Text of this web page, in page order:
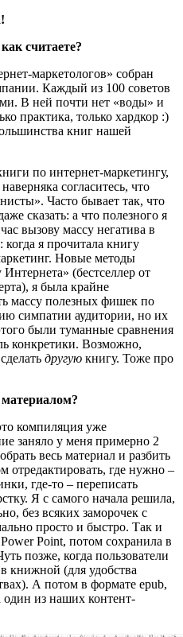
считаете?
маркетологов» собран
Каждый из 100 советов
В ней почти нет «воды» и
практика, только хардкор :)
книг нашей
по интернет-маркетингу,
согласитесь, что
Часто бывает так, что
сказать: а что полезного я
вызову массу негатива в
я прочитала книгу
Новые методы
(бестселлер от
я была крайне
массу полезных фишек по
симпатии аудитории, но их
были туманные сравнения
конкретики. Возможно,
другую книгу. Тоже про
компиляция уже
заняло у меня примерно 2
весь материал и разбить
отредактировать, где нужно –
где-то – переписать
Я с самого начала решила,
без всяких заморочек с
просто и быстро. Так и
Point, потом сохранила в
позже, когда пользователи
книжной (для удобства
А потом в формате epub,
один из наших контент-